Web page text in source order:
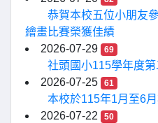
恭賀本校五位小朋友
繪畫比賽榮獲佳績
2026-07-29
69
社頭國小115學年度
2026-07-25
61
本校於115年1月至6
2026-07-22
50